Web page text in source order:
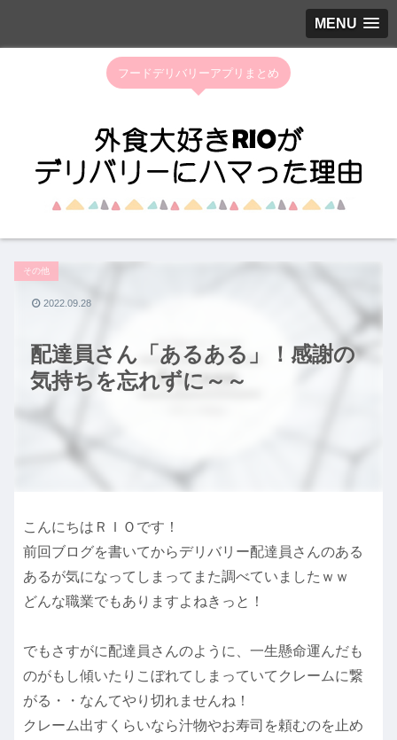
MENU
フードデリバリーアプリまとめ
配達員さん「あるある」！感謝の
気持ちを忘れずに～～
その他
2022.09.28
こんにちはＲＩＯです！
前回ブログを書いてからデリバリー配達員さんのある
あるが気になってしまってまた調べていましたｗｗ
どんな職業でもありますよねきっと！
でもさすがに配達員さんのように、一生懸命運んだも
のがもし傾いたりこぼれてしまっていてクレームに繋
がる・・なんてやり切れませんね！
クレーム出すくらいなら汁物やお寿司を頼むのを止め